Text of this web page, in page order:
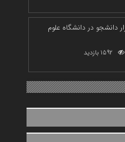
دانشجو در دانشگاه علوم